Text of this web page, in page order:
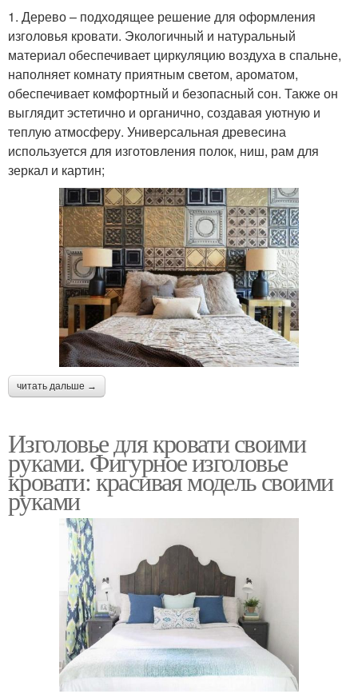
1. Дерево – подходящее решение для оформления
изголовья кровати. Экологичный и натуральный
материал обеспечивает циркуляцию воздуха в спальне,
наполняет комнату приятным светом, ароматом,
обеспечивает комфортный и безопасный сон. Также он
выглядит эстетично и органично, создавая уютную и
теплую атмосферу. Универсальная древесина
используется для изготовления полок, ниш, рам для
зеркал и картин;
читать дальше →
Изголовье для кровати своими
руками. Фигурное изголовье
кровати: красивая модель своими
руками